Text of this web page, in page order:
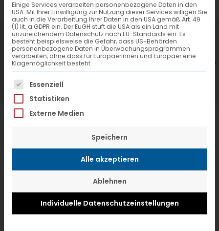
7. Juli 2026
VTL hat neuen Aufsichtsrat gewählt
Einige Services verarbeiten personenbezogene Daten in den
USA. Mit Ihrer Einwilligung zur Nutzung dieser Services willigen Sie
auch in die Verarbeitung Ihrer Daten in den USA gemäß Art. 49
(1) lit. a GDPR ein. Der EuGH stuft die USA als ein Land mit
unzureichendem Datenschutz nach EU-Standards ein. Es
besteht beispielsweise die Gefahr, dass US-Behörden
personenbezogene Daten in Überwachungsprogrammen
verarbeiten, ohne dass für Europäerinnen und Europäer eine
Klagemöglichkeit besteht.
Es folgt eine Liste der Service-Gruppen,
Essenziell
Statistiken
Externe Medien
Speichern
Alle akzeptieren
Ablehnen
Individuelle Datenschutzeinstellungen